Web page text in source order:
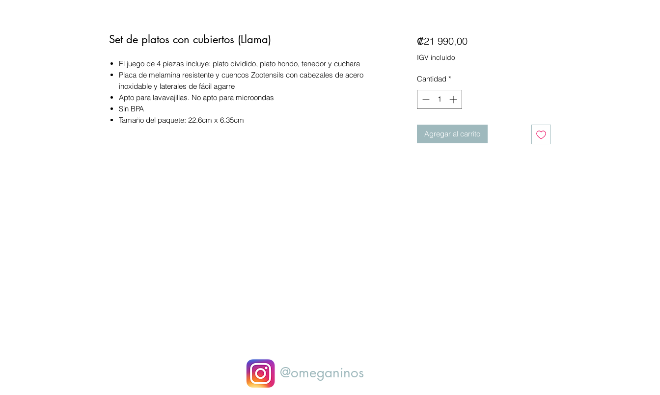
Set de platos con cubiertos (Llama)
El juego de 4 piezas incluye: plato dividido, plato hondo, tenedor y cuchara
Placa de melamina resistente y cuencos Zootensils con cabezales de acero
inoxidable y laterales de fácil agarre
Apto para lavavajillas. No apto para microondas
Sin BPA
Tamaño del paquete: 22.6cm x 6.35cm
₡21 990,00Precio
IGV incluido
Cantidad *
Agregar al carrito
@omeganinos